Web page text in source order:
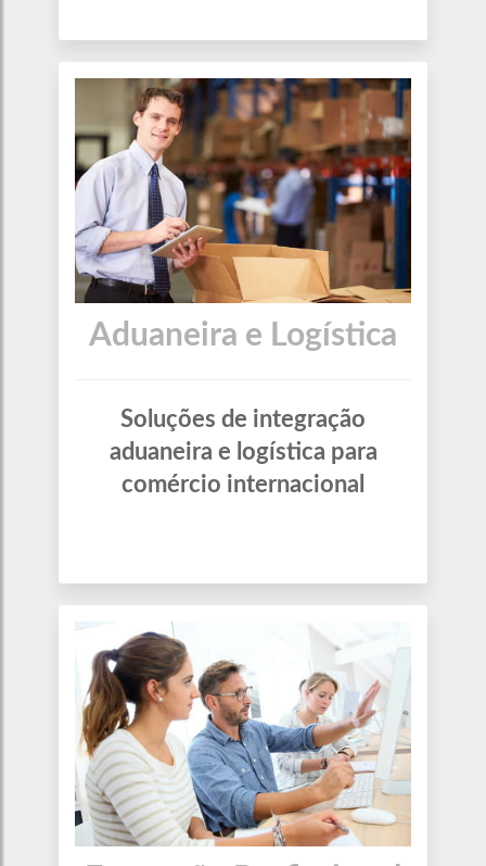
Aduaneira e Logística
Soluções de integração
aduaneira e logística para
comércio internacional